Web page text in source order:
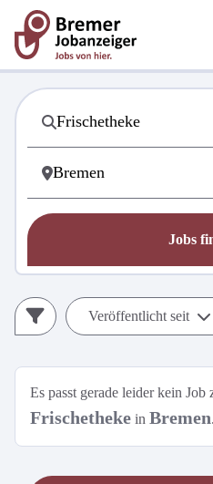
Jobs
Veröffentlicht seit
Es passt gerade leider kein Job
Frischetheke in Bremen.